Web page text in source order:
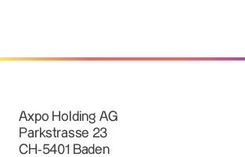
Axpo Holding AG
Parkstrasse 23
CH-5401 Baden